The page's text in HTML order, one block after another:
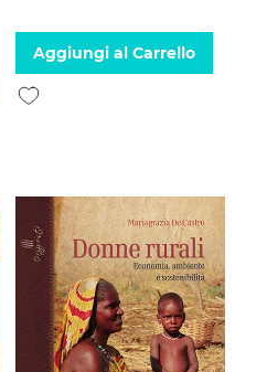
Aggiungi al Carrello
Aggiungi alla lista desideri